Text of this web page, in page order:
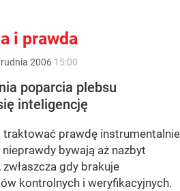
i prawda
2006 15:00
poparcia plebsu
inteligencję
traktować prawdę instrumentalnie
bywają aż nazbyt
zwłaszcza gdy brakuje
kontrolnych i weryfikacyjnych.